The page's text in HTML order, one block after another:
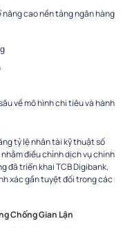
nâng cao nền tảng ngân hàng
về mô hình chi tiêu và hành
tỷ lệ nhân tài kỹ thuật số
điều chỉnh dịch vụ chính
đã triển khai TCB Digibank,
xác gần tuyệt đối trong các
Chống Gian Lận